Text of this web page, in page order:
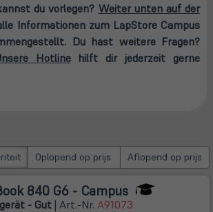
du vorlegen? Weiter unten auf der
Informationen zum LapStore Campus
Du hast weitere Fragen?
Hotline(öffnet
hilft dir jederzeit gerne
Oplopend op prijs. Aflopend op prijs
840 G6 - Campus
- Gut | Art.-Nr. A91073